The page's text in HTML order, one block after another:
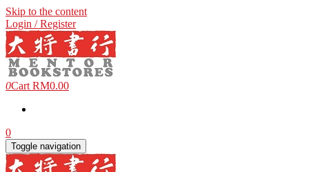
Skip to the content
Login / Register
0Cart RM0.00
0
Toggle navigation